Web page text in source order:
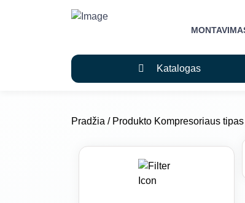
Katalogas
Pradžia / Produkto Kompresoriaus